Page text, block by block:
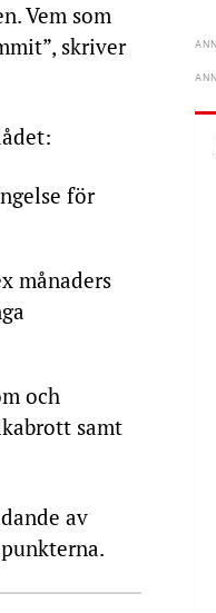
Vem som
skriver
för
månaders
och
samt
av